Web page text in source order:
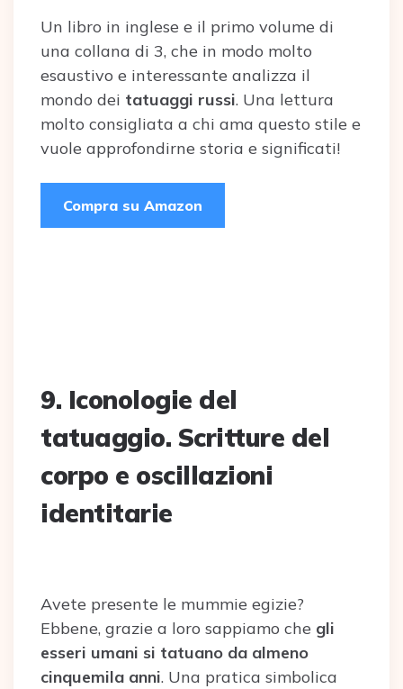
Un libro in inglese e il primo volume di
una collana di 3, che in modo molto
esaustivo e interessante analizza il
mondo dei tatuaggi russi. Una lettura
molto consigliata a chi ama questo stile e
vuole approfondirne storia e significati!
Compra su Amazon
9. Iconologie del
tatuaggio. Scritture del
corpo e oscillazioni
identitarie
Avete presente le mummie egizie?
Ebbene, grazie a loro sappiamo che gli
esseri umani si tatuano da almeno
cinquemila anni. Una pratica simbolica